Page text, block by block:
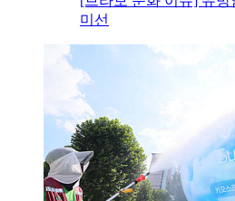
미선